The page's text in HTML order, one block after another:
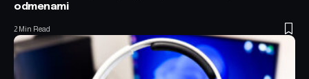
odmenami
2 Min Read